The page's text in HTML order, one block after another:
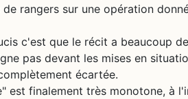
rangers sur une opération
c'est que le récit a beaucoup
pas devant les mises en
écartée.
est finalement très monotone, à